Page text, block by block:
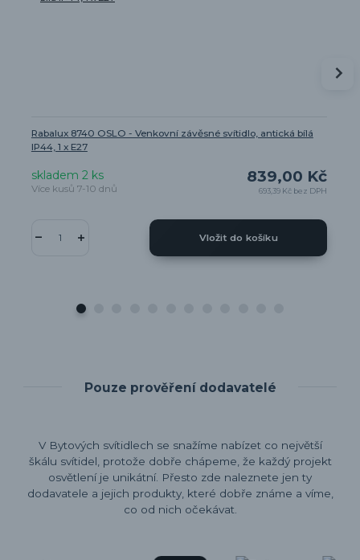
Rabalux 8740 OSLO - Venkovní závěsné svítidlo, antická bílá
IP44, 1 x E27
839,00 Kč
693,39 Kč bez DPH
skladem 2 ks
Více kusů 7-10 dnů
Vložit do košíku
Pouze prověření dodavatelé
V Bytových svítidlech se snažíme nabízet co největší
škálu svítidel, protože dobře chápeme, že každý projekt
osvětlení je unikátní. Přesto zde naleznete jen ty
dodavatele a jejich produkty, které dobře známe a víme,
co od nich očekávat.